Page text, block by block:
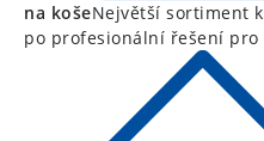
na košeNejvětší sortiment
po profesionální řešení